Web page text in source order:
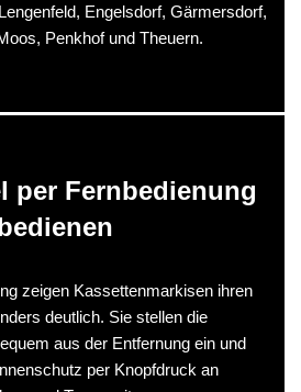
Engelsdorf, Gärmersdorf,
Penkhof und Theuern.
per Fernbedienung
zeigen Kassettenmarkisen ihren
deutlich. Sie stellen die
aus der Entfernung ein und
per Knopfdruck an